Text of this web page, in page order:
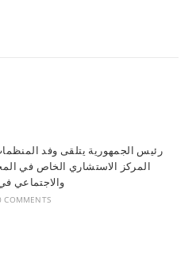
رئيس الجمهورية يتلقى وفد
المركز الاستشاري الخاص في
والاجتماعي
COMMENTS